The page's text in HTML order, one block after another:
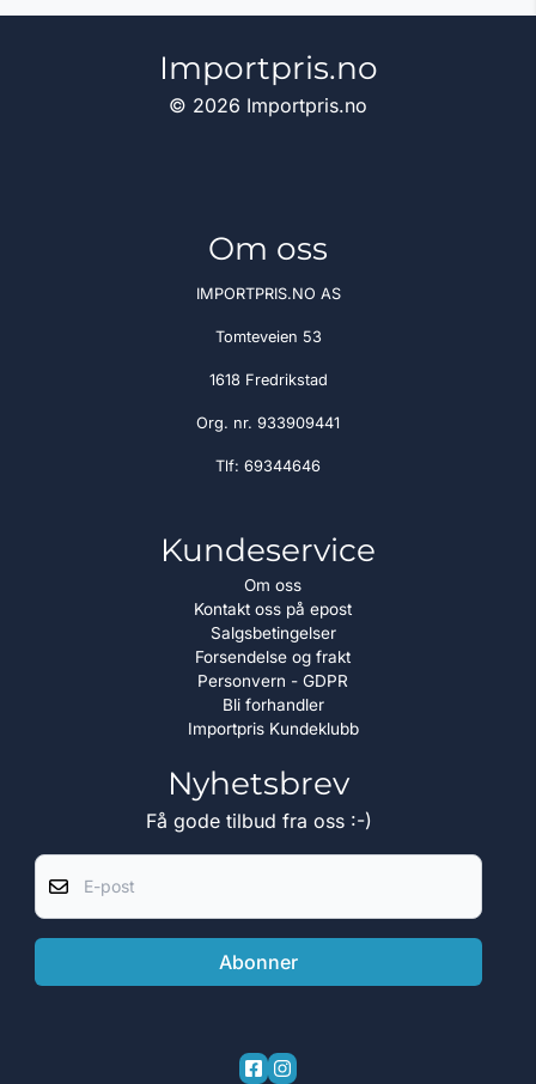
Importpris.no
© 2026 Importpris.no
Om oss
IMPORTPRIS.NO AS
Tomteveien 53
1618 Fredrikstad
Org. nr. 933909441
Tlf: 69344646
Kundeservice
Om oss
Kontakt oss på epost
Salgsbetingelser
Forsendelse og frakt
Personvern - GDPR
Bli forhandler
Importpris Kundeklubb
Nyhetsbrev
Få gode tilbud fra oss :-)
Abonner